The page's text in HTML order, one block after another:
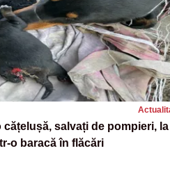
cățelușă, salvați de pompieri, la
o baracă în flăcări